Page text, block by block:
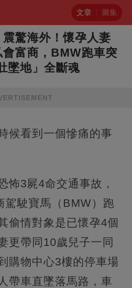
文章 圖集
震驚海外！懷孕人妻
會富商，BMW跑車突
墜地」全斷魂
候看到一個慘痛的事
怖3屍4命交通事故，
駕駛寶馬（BMW）跑
偷情對象是已懷孕4個
更帶同10歲兒子一同
購物中心3樓的停車場
帶車直墜落馬路，車